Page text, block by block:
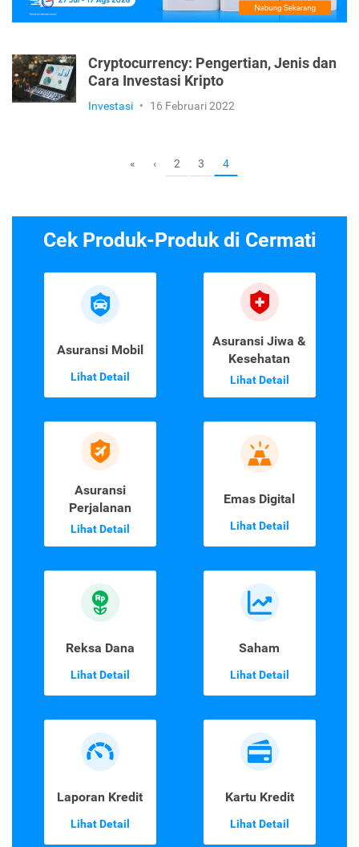
Cryptocurrency: Pengertian, Jenis dan
Cara Investasi Kripto
Investasi • 16 Februari 2022
« ‹ 2 3 4
Cek Produk-Produk di Cermati
Asuransi Mobil
Lihat Detail
Asuransi Jiwa &
Kesehatan
Lihat Detail
Asuransi
Perjalanan
Lihat Detail
Emas Digital
Lihat Detail
Reksa Dana
Lihat Detail
Saham
Lihat Detail
Laporan Kredit
Lihat Detail
Kartu Kredit
Lihat Detail